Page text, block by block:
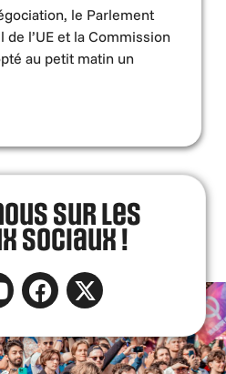
le Parlement
l’UE et la Commission
au petit matin un
sur les
sociaux !